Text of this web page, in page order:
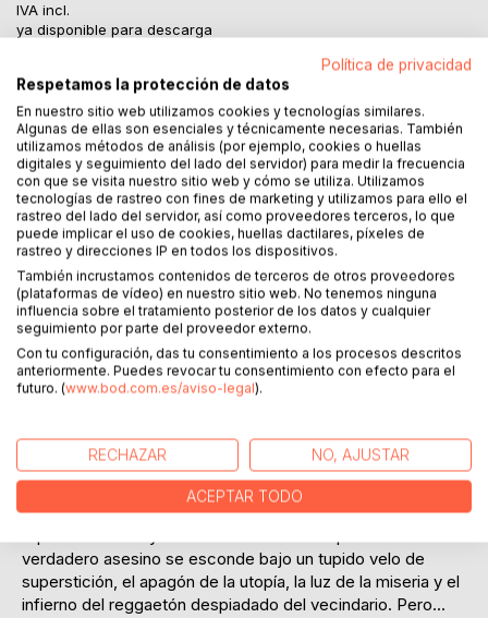
IVA incl.
ya disponible para descarga
AL CARRITO
Añadir a lista de deseo
Haz una reseña
DESCRIPCIÓN
Alamar, conmociona a toda la comunidad. La unidad
criminalística conocida como la "American Patrol", liderada
por la perito Danger, está a cargo del caso. No hay
sospechosos. No hay pauta, patrón, redundancia o
verdadero asesino se esconde bajo un tupido velo de
superstición, el apagón de la utopía, la luz de la miseria y el
infierno del reggaetón despiadado del vecindario. Pero...
Política de privacidad
Respetamos la protección de datos
En nuestro sitio web utilizamos cookies y tecnologías similares.
Algunas de ellas son esenciales y técnicamente necesarias. También
utilizamos métodos de análisis (por ejemplo, cookies o huellas
digitales y seguimiento del lado del servidor) para medir la frecuencia
con que se visita nuestro sitio web y cómo se utiliza. Utilizamos
tecnologías de rastreo con fines de marketing y utilizamos para ello el
rastreo del lado del servidor, así como proveedores terceros, lo que
puede implicar el uso de cookies, huellas dactilares, píxeles de
rastreo y direcciones IP en todos los dispositivos.
También incrustamos contenidos de terceros de otros proveedores
(plataformas de vídeo) en nuestro sitio web. No tenemos ninguna
influencia sobre el tratamiento posterior de los datos y cualquier
seguimiento por parte del proveedor externo.
Con tu configuración, das tu consentimiento a los procesos descritos
anteriormente. Puedes revocar tu consentimiento con efecto para el
futuro. (www.bod.com.es/aviso-legal).
RECHAZAR NO, AJUSTAR
ACEPTAR TODO